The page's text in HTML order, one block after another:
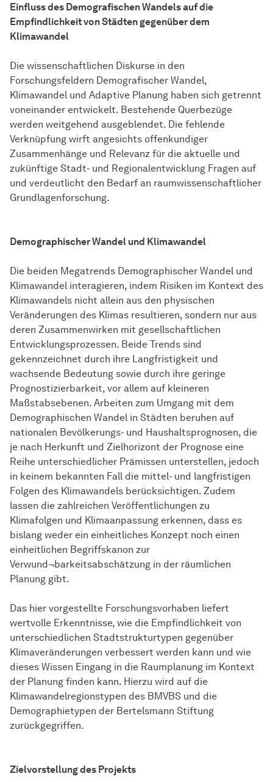
Einfluss des Demografischen Wandels auf die
Empfindlichkeit von Städten gegenüber dem
Klimawandel
Die wissenschaftlichen Diskurse in den
Forschungsfeldern Demografischer Wandel,
Klimawandel und Adaptive Planung haben sich getrennt
voneinander entwickelt. Bestehende Querbezüge
werden weitgehend ausgeblendet. Die fehlende
Verknüpfung wirft angesichts offenkundiger
Zusammenhänge und Relevanz für die aktuelle und
zukünftige Stadt- und Regionalentwicklung Fragen auf
und verdeutlicht den Bedarf an raumwissenschaftlicher
Grundlagenforschung.
Demographischer Wandel und Klimawandel
Die beiden Megatrends Demographischer Wandel und
Klimawandel interagieren, indem Risiken im Kontext des
Klimawandels nicht allein aus den physischen
Veränderungen des Klimas resultieren, sondern nur aus
deren Zusammenwirken mit gesellschaftlichen
Entwicklungsprozessen. Beide Trends sind
gekennzeichnet durch ihre Langfristigkeit und
wachsende Bedeutung sowie durch ihre geringe
Prognostizierbarkeit, vor allem auf kleineren
Maßstabsebenen. Arbeiten zum Umgang mit dem
Demographischen Wandel in Städten beruhen auf
nationalen Bevölkerungs- und Haushaltsprognosen, die
je nach Herkunft und Zielhorizont der Prognose eine
Reihe unterschiedlicher Prämissen unterstellen, jedoch
in keinem bekannten Fall die mittel- und langfristigen
Folgen des Klimawandels berücksichtigen. Zudem
lassen die zahlreichen Veröffentlichungen zu
Klimafolgen und Klimaanpassung erkennen, dass es
bislang weder ein einheitliches Konzept noch einen
einheitlichen Begriffskanon zur
Verwund¬barkeitsabschätzung in der räumlichen
Planung gibt.
Das hier vorgestellte Forschungsvorhaben liefert
wertvolle Erkenntnisse, wie die Empfindlichkeit von
unterschiedlichen Stadtstrukturtypen gegenüber
Klimaveränderungen verbessert werden kann und wie
dieses Wissen Eingang in die Raumplanung im Kontext
der Planung finden kann. Hierzu wird auf die
Klimawandelregionstypen des BMVBS und die
Demographietypen der Bertelsmann Stiftung
zurückgegriffen.
Zielvorstellung des Projekts